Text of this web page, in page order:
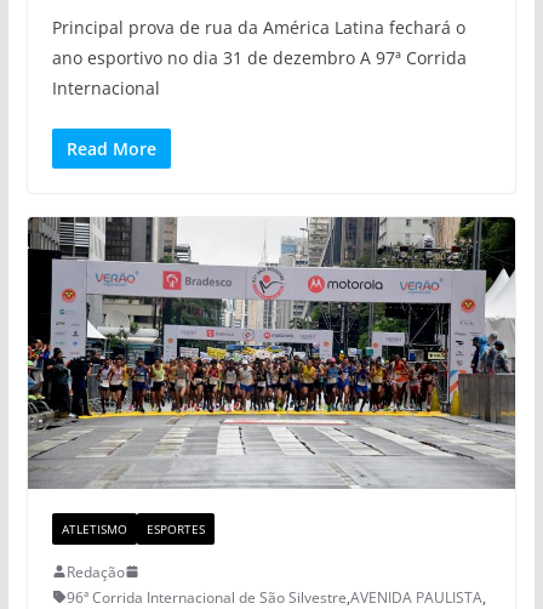
Principal prova de rua da América Latina fechará o
ano esportivo no dia 31 de dezembro A 97ª Corrida
Internacional
Read More
ATLETISMO ESPORTES
Redação
96ª Corrida Internacional de São Silvestre,AVENIDA PAULISTA,